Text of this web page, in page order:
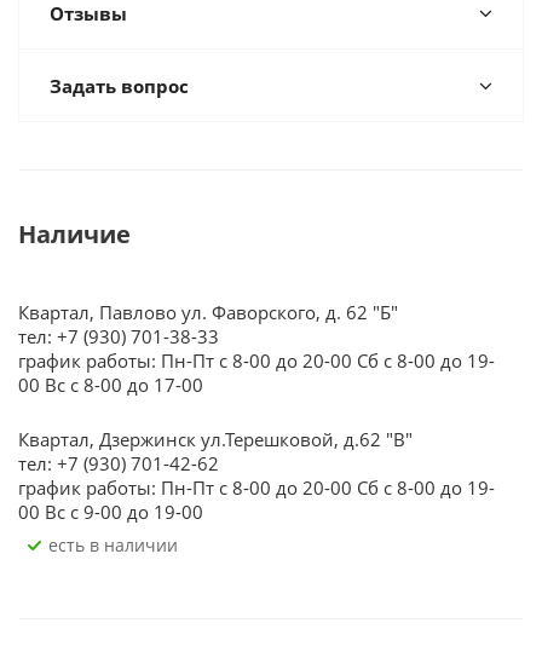
Отзывы
Задать вопрос
Наличие
Квартал, Павлово ул. Фаворского, д. 62 "Б"
тел: +7 (930) 701-38-33
график работы: Пн-Пт с 8-00 до 20-00 Сб с 8-00 до 19-
00 Вс с 8-00 до 17-00
Квартал, Дзержинск ул.Терешковой, д.62 "В"
тел: +7 (930) 701-42-62
график работы: Пн-Пт с 8-00 до 20-00 Сб с 8-00 до 19-
00 Вс с 9-00 до 19-00
Есть в наличии